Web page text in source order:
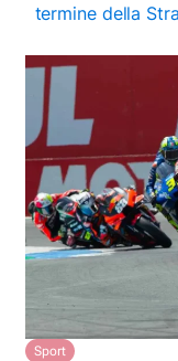
termine della
Sport